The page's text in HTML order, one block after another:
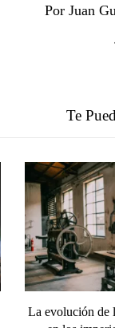
Por Juan
Te
La evolución de